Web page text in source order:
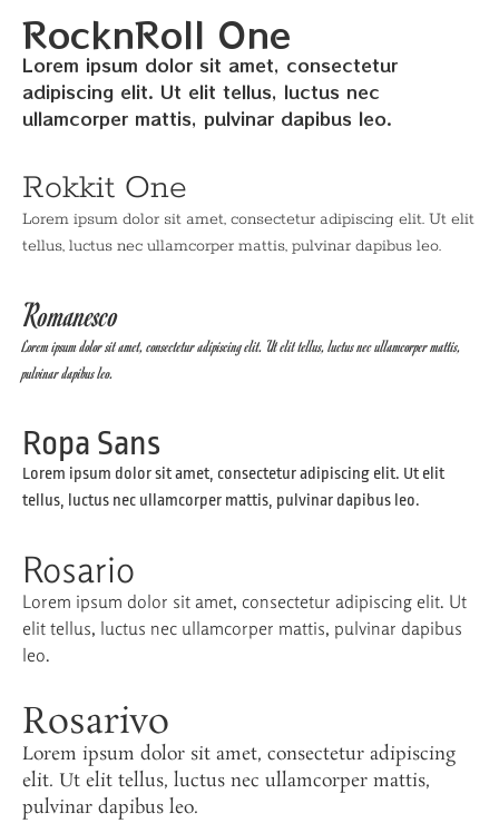
RocknRoll One
Lorem ipsum dolor sit amet, consectetur
adipiscing elit. Ut elit tellus, luctus nec
ullamcorper mattis, pulvinar dapibus leo.
Rokkit One
Lorem ipsum dolor sit amet, consectetur adipiscing elit. Ut elit
tellus, luctus nec ullamcorper mattis, pulvinar dapibus leo.
Romanesco
Lorem ipsum dolor sit amet, consectetur adipiscing elit. Ut elit tellus, luctus nec ullamcorper mattis,
pulvinar dapibus leo.
Ropa Sans
Lorem ipsum dolor sit amet, consectetur adipiscing elit. Ut elit
tellus, luctus nec ullamcorper mattis, pulvinar dapibus leo.
Rosario
Lorem ipsum dolor sit amet, consectetur adipiscing elit. Ut
elit tellus, luctus nec ullamcorper mattis, pulvinar dapibus
leo.
Rosarivo
Lorem ipsum dolor sit amet, consectetur adipiscing
elit. Ut elit tellus, luctus nec ullamcorper mattis,
pulvinar dapibus leo.